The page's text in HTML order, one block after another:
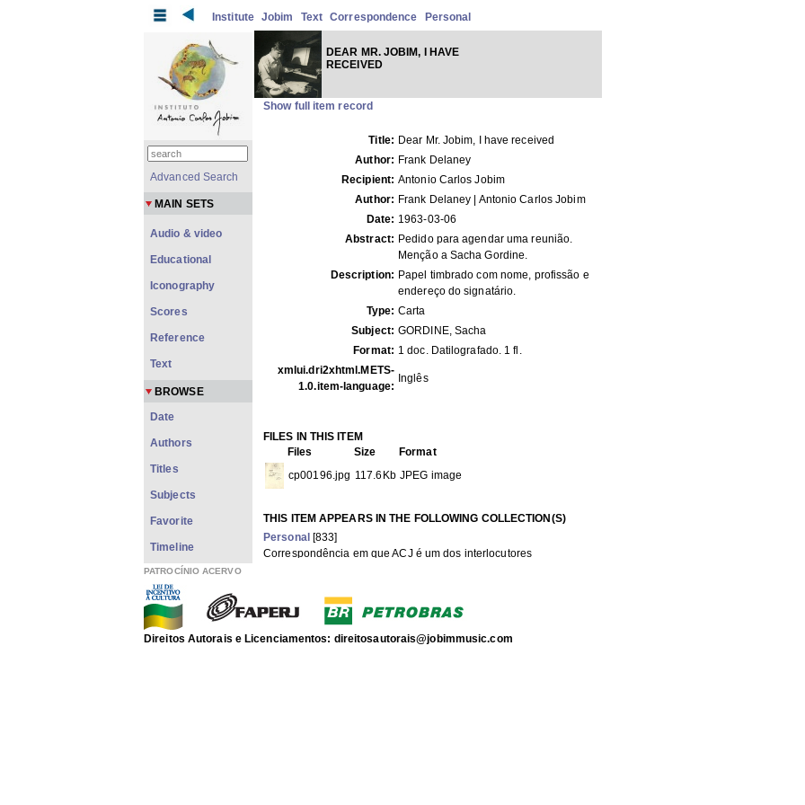
Institute Jobim Text Correspondence Personal
DEAR MR. JOBIM, I HAVE
RECEIVED
Show full item record
Title: Dear Mr. Jobim, I have received
Author: Frank Delaney
Recipient: Antonio Carlos Jobim
Author: Frank Delaney | Antonio Carlos Jobim
Date: 1963-03-06
Abstract: Pedido para agendar uma reunião.
Menção a Sacha Gordine.
Description: Papel timbrado com nome, profissão e
endereço do signatário.
Type: Carta
Subject: GORDINE, Sacha
Format: 1 doc. Datilografado. 1 fl.
xmlui.dri2xhtml.METS-
1.0.item-language:
Inglês
FILES IN THIS ITEM
Files
Size
Format
cp00196.jpg 117.6Kb JPEG image
THIS ITEM APPEARS IN THE FOLLOWING COLLECTION(S)
Personal [833]
Correspondência em que ACJ é um dos interlocutores
Advanced Search
MAIN SETS
Audio & video
Educational
Iconography
Scores
Reference
Text
BROWSE
Date
Authors
Titles
Subjects
Favorite
Timeline
PATROCÍNIO ACERVO
Direitos Autorais e Licenciamentos: direitosautorais@jobimmusic.com